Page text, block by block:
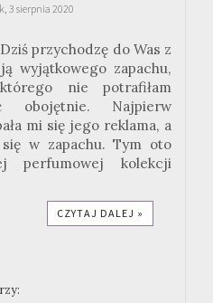
3 sierpnia 2020
przychodzę do Was z
wyjątkowego zapachu,
nie potrafiłam
obojętnie. Najpierw
mi się jego reklama, a
się w zapachu. Tym oto
perfumowej kolekcji
CZYTAJ DALEJ »